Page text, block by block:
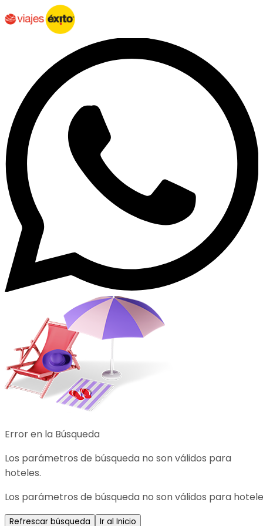
Error en la Búsqueda
Los parámetros de búsqueda no son válidos para
hoteles.
Los parámetros de búsqueda no son válidos para
Refrescar búsqueda Ir al Inicio